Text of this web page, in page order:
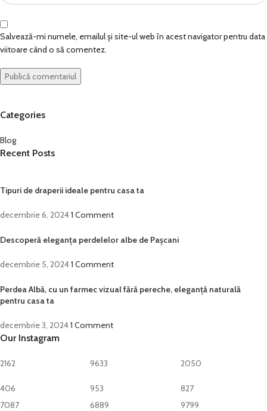
Salvează-mi numele, emailul și site-ul web în acest navigator pentru data
viitoare când o să comentez.
Categories
Blog
Recent Posts
Tipuri de draperii ideale pentru casa ta
decembrie 6, 20241 Comment
Descoperă eleganța perdelelor albe de Pașcani
decembrie 5, 20241 Comment
Perdea Albă, cu un farmec vizual fără pereche, eleganță naturală
pentru casa ta
decembrie 3, 20241 Comment
Our Instagram
2162
406
9633
953
2050
827
7087
6889 9799